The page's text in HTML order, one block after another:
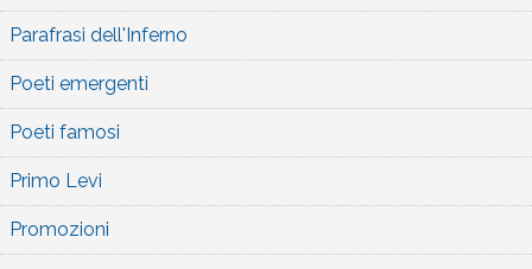
Parafrasi dell'Inferno
Poeti emergenti
Poeti famosi
Primo Levi
Promozioni